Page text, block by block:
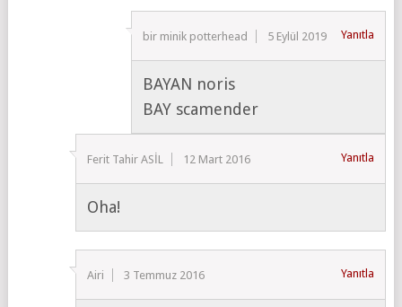
bir minik potterhead 5 Eylül 2019 Yanıtla
BAYAN noris
BAY scamender
Ferit Tahir ASİL 12 Mart 2016 Yanıtla
Oha!
Airi 3 Temmuz 2016 Yanıtla